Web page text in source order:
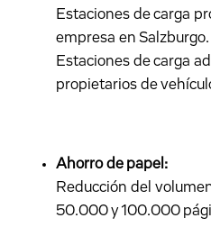
Estaciones de carga
empresa en Salzburgo.
Estaciones de carga
propietarios de
Ahorro de papel:
Reducción del
50.000 y 100.000